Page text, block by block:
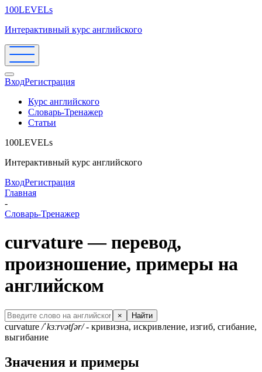
100LEVELs
Интерактивный курс английского
ВходРегистрация
Курс английского
Словарь-Тренажер
Статьи
100LEVELs
Интерактивный курс английского
ВходРегистрация
Главная
-
Словарь-Тренажер
curvature — перевод,
произношение, примеры на
английском
× Найти
curvature /ˈkɜːrvətʃər/- кривизна, искривление, изгиб, сгибание,
выгибание
Значения и примеры